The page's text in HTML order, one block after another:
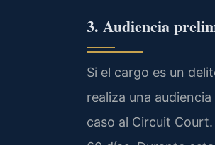
3. Audiencia
Si el cargo es un
realiza una
caso al Circuit